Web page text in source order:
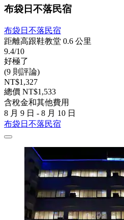
布袋日不落民宿
布袋日不落民宿
距離高跟鞋教堂 0.6 公里
9.4/10
好極了
(9 則評論)
NT$1,327
總價 NT$1,533
含稅金和其他費用
8 月 9 日 - 8 月 10 日
布袋日不落民宿